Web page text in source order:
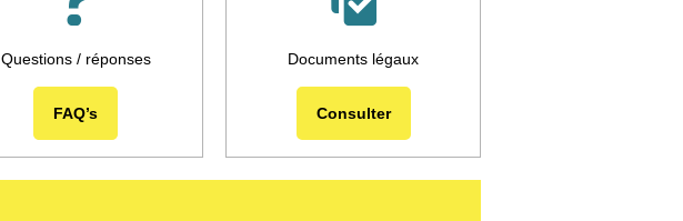
Questions / réponses
FAQ’s
Documents légaux
Consulter